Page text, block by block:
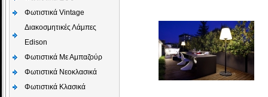
Φωτιστικά Vintage
Διακοσμητικές Λάμπες
Edison
Φωτιστικά Με Αμπαζούρ
Φωτιστικά Νεοκλασικά
Φωτιστικά Κλασικά